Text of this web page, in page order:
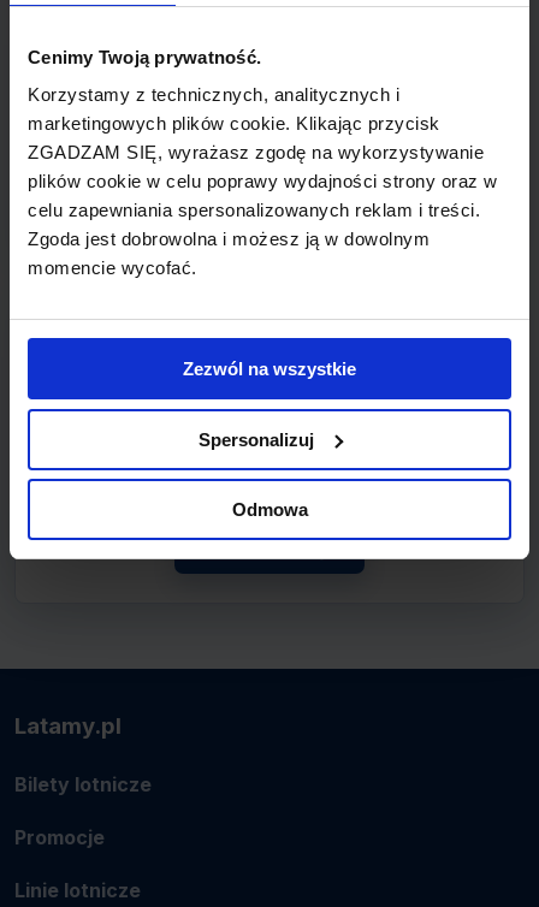
Cenimy Twoją prywatność.
Korzystamy z technicznych, analitycznych i
marketingowych plików cookie. Klikając przycisk
ZGADZAM SIĘ, wyrażasz zgodę na wykorzystywanie
plików cookie w celu poprawy wydajności strony oraz w
celu zapewniania spersonalizowanych reklam i treści.
Zgoda jest dobrowolna i możesz ją w dowolnym
momencie wycofać.
Zezwól na wszystkie
Spersonalizuj
Odmowa
REZERWACJA
online lub telefoniczna
PŁATNOŚĆ
przelew, gotówka, karta
LINIA LOTNICZA
British Airways
lotnicze.
Latamy.pl
Bilety lotnicze
Promocje
Linie lotnicze